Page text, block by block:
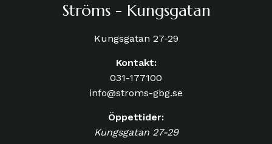
Ströms - Kungsgatan
Kungsgatan 27-29
Kontakt:
031-177100
info@stroms-gbg.se
Öppettider:
Kungsgatan 27-29